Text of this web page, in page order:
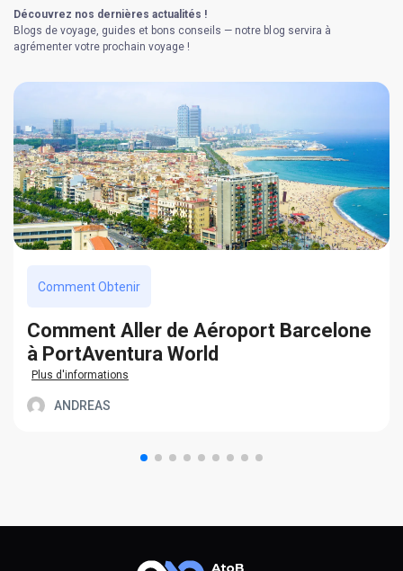
Découvrez nos dernières actualités !
Blogs de voyage, guides et bons conseils — notre blog servira à
agrémenter votre prochain voyage !
Comment Obtenir
Сomment Aller de Aéroport Barcelone
à PortAventura World
Plus d'informations
ANDREAS